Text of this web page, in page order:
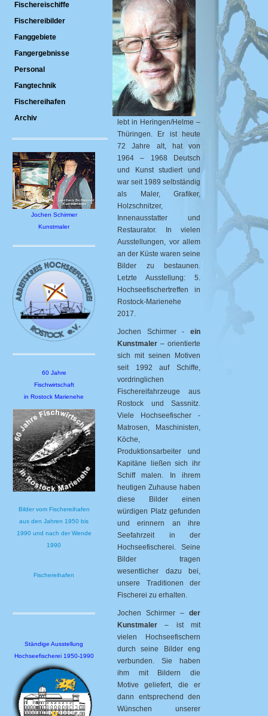
Fischereischiffe
Fischereibilder
Fanggebiete
Fangergebnisse
Personal
Fangtechnik
Fischereihafen
Archiv
Jochen Schirmer
Kunstmaler
60 Jahre
Fischwirtschaft
in Rostock Marienehe
Bilder vom Fischereihafen
aus den Jahren 1950 bis
1990 und nach der Wende
1990
Fischereihafen
Ständige Ausstellung
Hochseefischerei 1950-1990
lebt in Heringen/Helme –
Thüringen. Er ist heute
72 Jahre alt, hat von
1964 – 1968 Deutsch
und Kunst studiert und
war seit 1989 selbständig
als Maler, Grafiker,
Holzschnitzer,
Innenausstatter und
Restaurator. In vielen
Ausstellungen, vor allem
an der Küste waren seine
Bilder zu bestaunen.
Letzte Ausstellung: 5.
Hochseefischertreffen in
Rostock-Marienehe
2017.
Jochen Schirmer - ein
Kunstmaler – orientierte
sich mit seinen Motiven
seit 1992 auf Schiffe,
vordringlichen
Fischereifahrzeuge aus
Rostock und Sassnitz.
Viele Hochseefischer -
Matrosen, Maschinisten,
Köche,
Produktionsarbeiter und
Kapitäne ließen sich ihr
Schiff malen. In ihrem
heutigen Zuhause haben
diese Bilder einen
würdigen Platz gefunden
und erinnern an ihre
Seefahrzeit in der
Hochseefischerei. Seine
Bilder tragen
wesentlicher dazu bei,
unsere Traditionen der
Fischerei zu erhalten.
Jochen Schirmer – der
Kunstmaler – ist mit
vielen Hochseefischern
durch seine Bilder eng
verbunden. Sie haben
ihm mit Bildern die
Motive geliefert, die er
dann entsprechend den
Wünschen unserer